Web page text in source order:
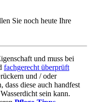
Sie noch heute Ihre
und muss bei
fachgerecht überprüft
und / oder
dass diese auch handfest
sein kann.